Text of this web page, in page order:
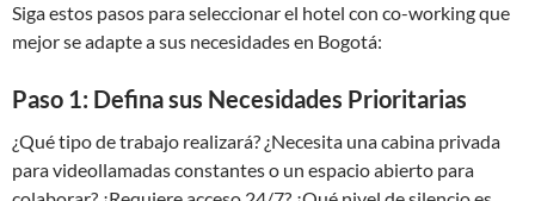
Siga estos pasos para seleccionar el hotel con co-working que
mejor se adapte a sus necesidades en Bogotá:
Paso 1: Defina sus Necesidades Prioritarias
¿Qué tipo de trabajo realizará? ¿Necesita una cabina privada
para videollamadas constantes o un espacio abierto para